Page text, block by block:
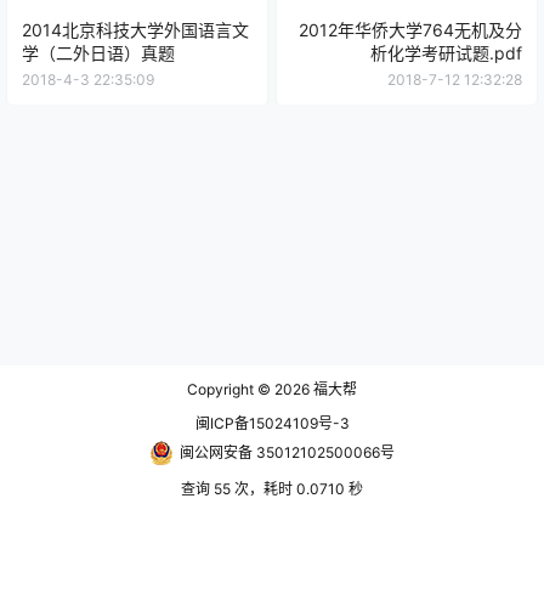
2014北京科技大学外国语言文
学（二外日语）真题
2018-4-3 22:35:09
2012年华侨大学764无机及分
析化学考研试题.pdf
2018-7-12 12:32:28
Copyright © 2026 福大帮
闽ICP备15024109号-3
闽公网安备 35012102500066号
查询 55 次，耗时 0.0710 秒